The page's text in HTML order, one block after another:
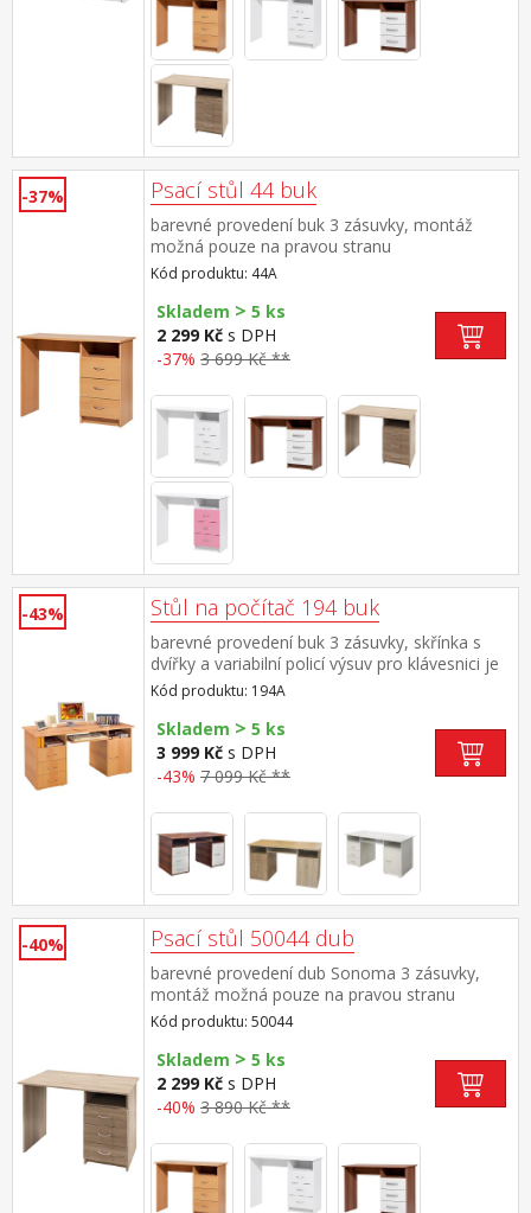
-37% Psací stůl 44 buk
barevné provedení buk 3 zásuvky, montáž
možná pouze na pravou stranu
Kód produktu: 44A
Skladem > 5 ks
2 299 Kč s DPH
-37% 3 699 Kč **
-43% Stůl na počítač 194 buk
barevné provedení buk 3 zásuvky, skřínka s
dvířky a variabilní policí výsuv pro klávesnici je
součástí dodávky (montáž volitelná)
Kód produktu: 194A
Skladem > 5 ks
3 999 Kč s DPH
-43% 7 099 Kč **
-40% Psací stůl 50044 dub
barevné provedení dub Sonoma 3 zásuvky,
montáž možná pouze na pravou stranu
Kód produktu: 50044
Skladem > 5 ks
2 299 Kč s DPH
-40% 3 890 Kč **